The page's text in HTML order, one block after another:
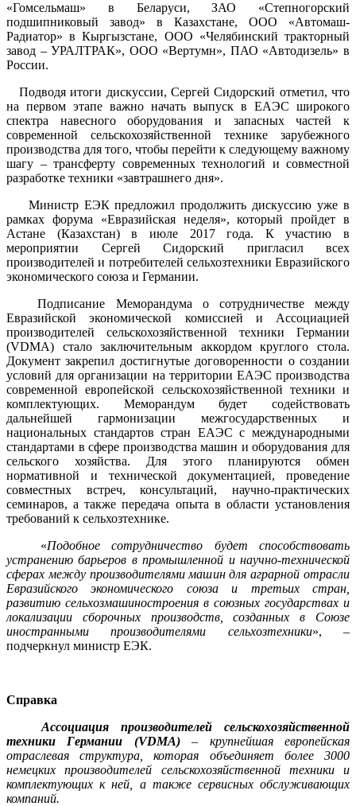
«Гомсельмаш» в Беларуси, ЗАО «Степногорский
подшипниковый завод» в Казахстане, ООО «Автомаш-
Радиатор» в Кыргызстане, ООО «Челябинский тракторный
завод – УРАЛТРАК», ООО «Вертумн», ПАО «Автодизель» в
России.
Подводя итоги дискуссии, Сергей Сидорский отметил, что
на первом этапе важно начать выпуск в ЕАЭС широкого
спектра навесного оборудования и запасных частей к
современной сельскохозяйственной технике зарубежного
производства для того, чтобы перейти к следующему важному
шагу – трансферту современных технологий и совместной
разработке техники «завтрашнего дня».
Министр ЕЭК предложил продолжить дискуссию уже в
рамках форума «Евразийская неделя», который пройдет в
Астане (Казахстан) в июле 2017 года. К участию в
мероприятии Сергей Сидорский пригласил всех
производителей и потребителей сельхозтехники Евразийского
экономического союза и Германии.
Подписание Меморандума о сотрудничестве между
Евразийской экономической комиссией и Ассоциацией
производителей сельскохозяйственной техники Германии
(VDMA) стало заключительным аккордом круглого стола.
Документ закрепил достигнутые договоренности о создании
условий для организации на территории ЕАЭС производства
современной европейской сельскохозяйственной техники и
комплектующих. Меморандум будет содействовать
дальнейшей гармонизации межгосударственных и
национальных стандартов стран ЕАЭС с международными
стандартами в сфере производства машин и оборудования для
сельского хозяйства. Для этого планируются обмен
нормативной и технической документацией, проведение
совместных встреч, консультаций, научно-практических
семинаров, а также передача опыта в области установления
требований к сельхозтехнике.
«Подобное сотрудничество будет способствовать
устранению барьеров в промышленной и научно-технической
сферах между производителями машин для аграрной отрасли
Евразийского экономического союза и третьих стран,
развитию сельхозмашиностроения в союзных государствах и
локализации сборочных производств, созданных в Союзе
иностранными производителями сельхозтехники», –
подчеркнул министр ЕЭК.
Справка
Ассоциация производителей сельскохозяйственной
техники Германии (VDMA)– крупнейшая европейская
отраслевая структура, которая объединяет более 3000
немецких производителей сельскохозяйственной техники и
комплектующих к ней, а также сервисных обслуживающих
компаний.